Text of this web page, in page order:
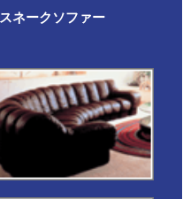
スネークソファー